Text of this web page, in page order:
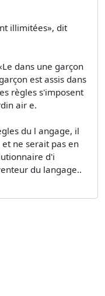
illimitées», dit
dans une garçon
est assis dans
règles s'imposent
air e.
du l angage, il
ne serait pas en
d'i
du langage..